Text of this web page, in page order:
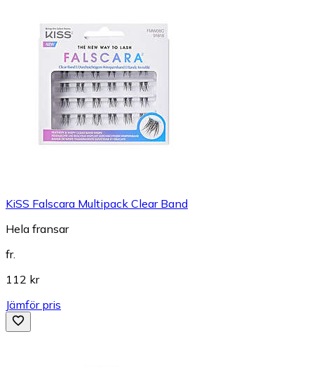
KiSS Falscara Multipack Clear Band
Hela fransar
fr.
112 kr
Jämför pris